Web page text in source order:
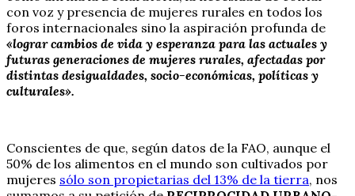
con voz y presencia de mujeres rurales en todos los
foros internacionales sino la aspiración profunda de
«lograr cambios de vida y esperanza para las actuales y
futuras generaciones de mujeres rurales, afectadas por
distintas desigualdades, socio-económicas, políticas y
culturales».
Conscientes de que, según datos de la FAO, aunque el
50% de los alimentos en el mundo son cultivados por
mujeres sólo son propietarias del 13% de la tierra, nos